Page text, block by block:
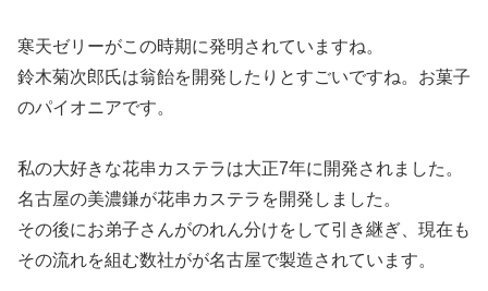
寒天ゼリーがこの時期に発明されていますね。
鈴木菊次郎氏は翁飴を開発したりとすごいですね。お菓子
のパイオニアです。
私の大好きな花串カステラは大正7年に開発されました。
名古屋の美濃鎌が花串カステラを開発しました。
その後にお弟子さんがのれん分けをして引き継ぎ、現在も
その流れを組む数社がが名古屋で製造されています。